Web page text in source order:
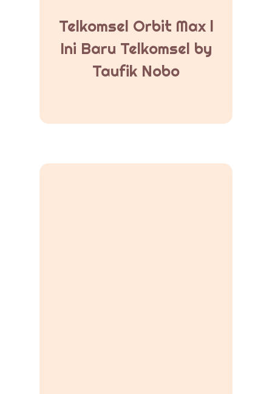
Telkomsel Orbit Max l
Ini Baru Telkomsel by
Taufik Nobo